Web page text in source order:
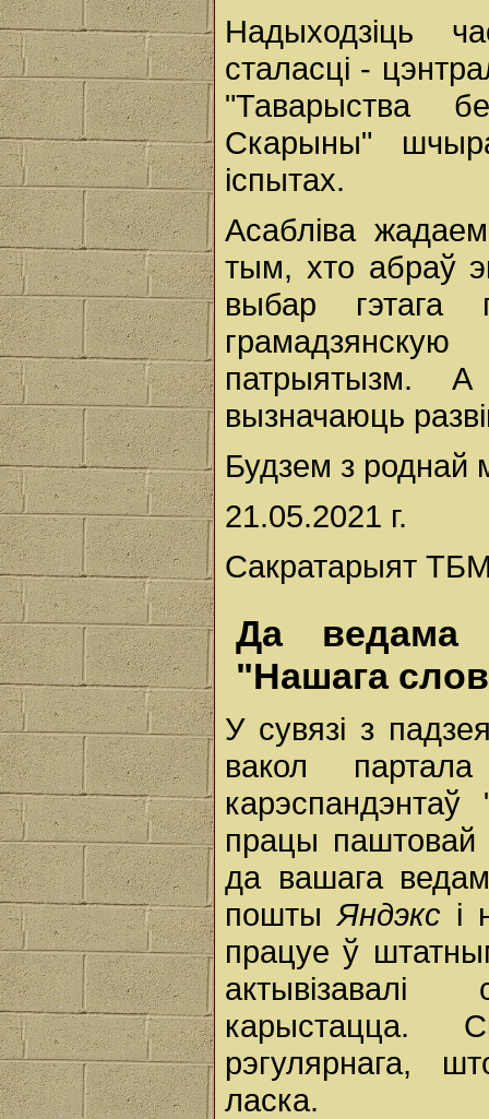
Надыходзіць
сталасці -
"Таварыства
Скарыны"
іспытах.
Асабліва
тым, хто абраў
выбар гэтага
патрыятызм. А
вызначаюць
Будзем з роднай
21.05.2021 г.
Сакратарыят
Да ведама
"Нашага
У сувязі з
вакол
працы паштовай
да вашага
пошты Яндэкс і
працуе ў
карыстацца.
рэгулярнага,
ласка.